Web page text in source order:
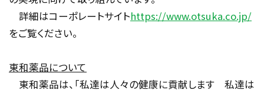
詳細はコーポレートサイトhttps://www.otsuka.co.jp/
をご覧ください。
東和薬品について
東和薬品は、「私達は人々の健康に貢献します 私達は